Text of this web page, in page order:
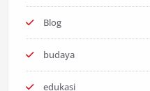
Blog
budaya
edukasi